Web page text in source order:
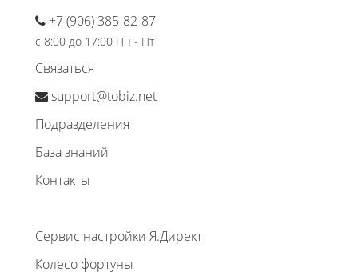
+7 (906) 385-82-87
с 8:00 до 17:00 Пн - Пт
Связаться
support@tobiz.net
Подразделения
База знаний
Контакты
Сервис настройки Я.Директ
Колесо фортуны